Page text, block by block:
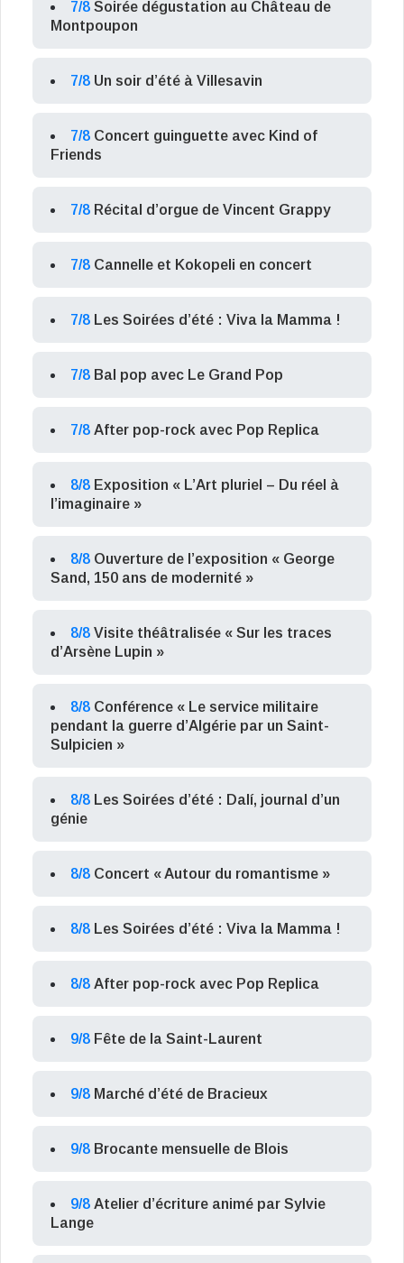
7/8 Soirée dégustation au Château de
Montpoupon
7/8 Un soir d’été à Villesavin
7/8 Concert guinguette avec Kind of
Friends
7/8 Récital d’orgue de Vincent Grappy
7/8 Cannelle et Kokopeli en concert
7/8 Les Soirées d’été : Viva la Mamma !
7/8 Bal pop avec Le Grand Pop
7/8 After pop-rock avec Pop Replica
8/8 Exposition « L’Art pluriel – Du réel à
l’imaginaire »
8/8 Ouverture de l’exposition « George
Sand, 150 ans de modernité »
8/8 Visite théâtralisée « Sur les traces
d’Arsène Lupin »
8/8 Conférence « Le service militaire
pendant la guerre d’Algérie par un Saint-
Sulpicien »
8/8 Les Soirées d’été : Dalí, journal d’un
génie
8/8 Concert « Autour du romantisme »
8/8 Les Soirées d’été : Viva la Mamma !
8/8 After pop-rock avec Pop Replica
9/8 Fête de la Saint-Laurent
9/8 Marché d’été de Bracieux
9/8 Brocante mensuelle de Blois
9/8 Atelier d’écriture animé par Sylvie
Lange